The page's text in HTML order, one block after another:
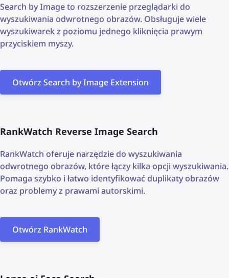
Search by Image to rozszerzenie przeglądarki do
wyszukiwania odwrotnego obrazów. Obsługuje wiele
wyszukiwarek z poziomu jednego kliknięcia prawym
przyciskiem myszy.
Otwórz Search by Image Extension
RankWatch Reverse Image Search
RankWatch oferuje narzędzie do wyszukiwania
odwrotnego obrazów, które łączy kilka opcji wyszukiwania.
Pomaga szybko i łatwo identyfikować duplikaty obrazów
oraz problemy z prawami autorskimi.
Otwórz RankWatch